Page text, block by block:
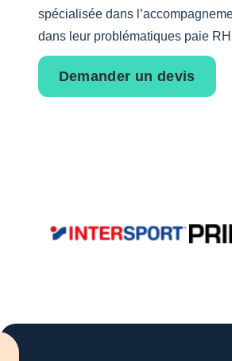
spécialisée dans
dans leur problématiques paie
Demander un devis